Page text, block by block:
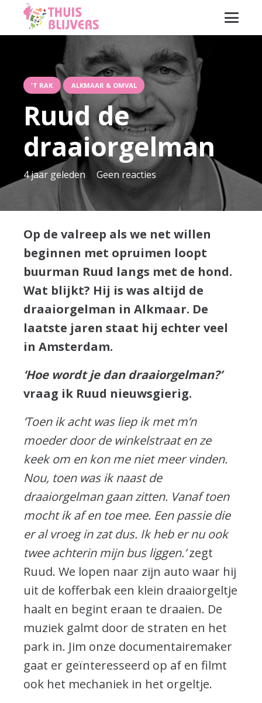
'T RAK ALKMAAR & OMVAL
Ruud de
draaiorgelman
4 jaar geleden Geen reacties
Op de valreep als we net willen
beginnen met opruimen loopt
buurman Ruud langs met de hond.
Wat blijkt? Hij is was altijd de
draaiorgelman in Alkmaar. De
laatste jaren staat hij echter veel
in Amsterdam.
‘Hoe wordt je dan draaiorgelman?’
vraag ik Ruud nieuwsgierig.
‘Toen ik acht was liep ik met m’n
moeder door de winkelstraat en ze
keek om en kon me niet meer vinden.
Nou, toen was ik naast de
draaiorgelman gaan zitten. Vanaf toen
mocht ik af en toe mee. Een passie die
er al vroeg in zat dus. Ik heb er nu ook
twee achterin mijn bus liggen.’zegt
Ruud. We lopen naar zijn auto waar hij
uit de kofferbak een klein draaiorgeltje
haalt en begint eraan te draaien. De
muziek galmt door de straten en het
park in. Jim onze documentairemaker
gaat er geïnteresseerd op af en filmt
ook het mechaniek in het orgeltje.